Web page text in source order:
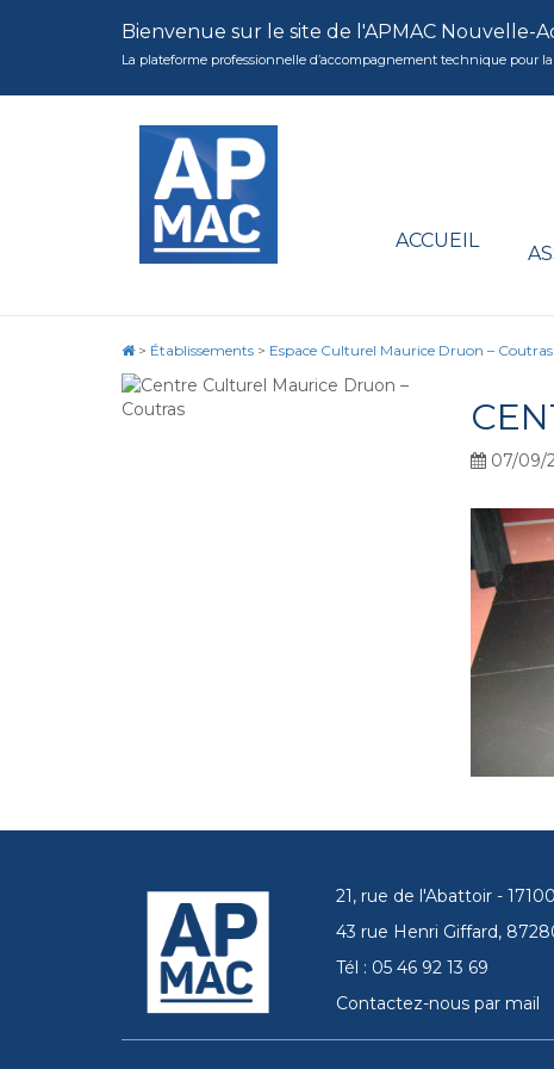
Bienvenue sur le site de l'APMAC Nouvelle-
La plateforme professionnelle d’accompagnement technique pour
ACCUEIL
> Établissements > Espace Culturel Maurice Druon – Coutras
07/09/
21, rue de l'Abattoir -
43 rue Henri Giffard,
Tél : 05 46 92 13 69
Contactez-nous par mail